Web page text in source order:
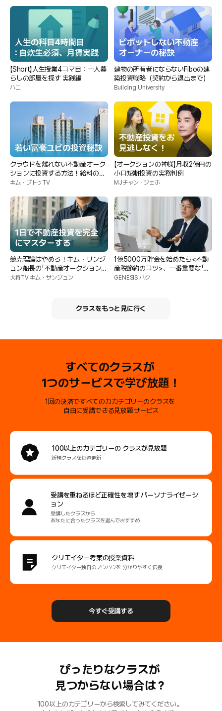
【Short】人生授業4コマ目：一人暮
らしの部屋を探す 実践編
ハニ
建物の所有者にならないFiboの建
築投資戦略（契約から退出まで）
Building University
クラウドを離れない不動産オーク
ションに投資する方法！給料のあ
る金持ちはいません。
キム・ブトゥTV
【オークションの神様】月収2億円の
小口短期投資の実務判例
MJチャン・ジェホ
競売理論はやめろ！キム・サンジ
ュン船長の「不動産オークションの
秘密」がたった1日で終了しまし
大将TV キム・サンジュン
1億5000万貯金を始めたら<不動
産税節約のコツ>、一番重要な「税
金」を知らないとお金を失います！
GENESIS パク
クラスをもっと見に行く
すべてのクラスが
1つのサービスで学び放題！
1回の決済ですべてのカカテゴリーのクラスを
自由に受講できる見放題サービス
100以上のカテゴリーの クラスが見放題
新規クラスを毎週更新
受講を重ねるほど正確性を増すパーソナライゼーシ
ョン
受講したクラスから
あなたに合ったクラスを選んでおすすめ
クリエイター考案の授業資料
クリエイター独自のノウハウを 分かりやすく伝授
今すぐ受講する
ぴったりなクラスが
見つからない場合は？
100以上のカテゴリーから検索してみてください。